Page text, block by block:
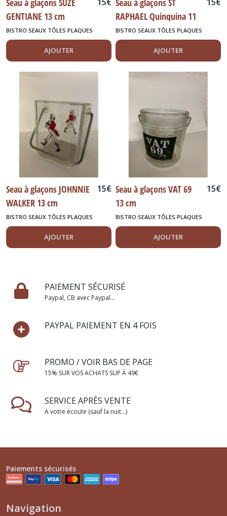
GENTIANE 13 cm
BISTRO SEAUX TÔLES PLAQUES
DIVERS
AJOUTER
RAPHAEL Quinquina 11
cm
BISTRO SEAUX TÔLES PLAQUES
DIVERS
AJOUTER
Seau à glaçons JOHNNIE
WALKER 13 cm
15€
BISTRO SEAUX TÔLES PLAQUES
DIVERS
AJOUTER
Seau à glaçons VAT 69
13 cm
15€
BISTRO SEAUX TÔLES PLAQUES
DIVERS
AJOUTER
PAIEMENT SÉCURISÉ
Paypal, CB avec Paypal...
PAYPAL PAIEMENT EN 4 FOIS
PROMO / VOIR BAS DE PAGE
15% SUR VOS ACHATS SUP À 49€
SERVICE APRÈS VENTE
A votre écoute (sauf la nuit...)
Paiements sécurisés
Navigation